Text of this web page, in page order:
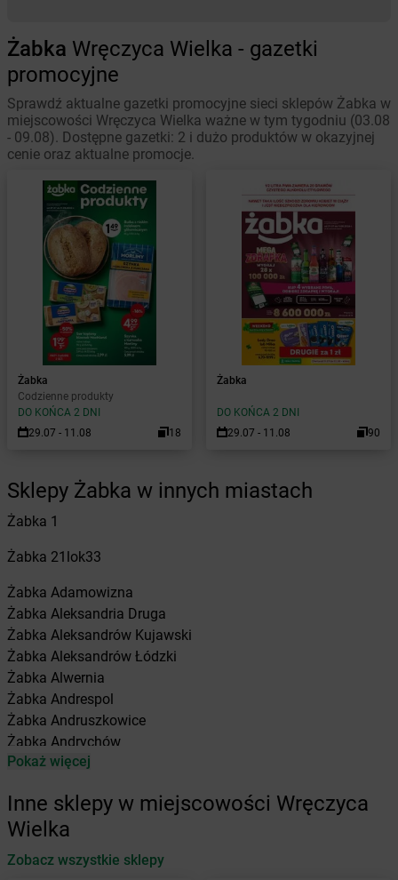
Żabka Wręczyca Wielka - gazetki
promocyjne
Sprawdź aktualne gazetki promocyjne sieci sklepów Żabka w
miejscowości Wręczyca Wielka ważne w tym tygodniu (03.08
- 09.08). Dostępne gazetki: 2 i dużo produktów w okazyjnej
cenie oraz aktualne promocje.
Żabka
Codzienne produkty
DO KOŃCA 2 DNI
29.07 - 11.08
18
Żabka
DO KOŃCA 2 DNI
29.07 - 11.08
90
Sklepy Żabka w innych miastach
Żabka 1
Żabka 21lok33
Żabka Adamowizna
Żabka Aleksandria Druga
Żabka Aleksandrów Kujawski
Żabka Aleksandrów Łódzki
Żabka Alwernia
Żabka Andrespol
Żabka Andruszkowice
Żabka Andrychów
Żabka Antonie
Żabka Automat
Żabka Babica
Żabka Babice Nowe
Pokaż więcej
Inne sklepy w miejscowości Wręczyca
Wielka
Zobacz wszystkie sklepy